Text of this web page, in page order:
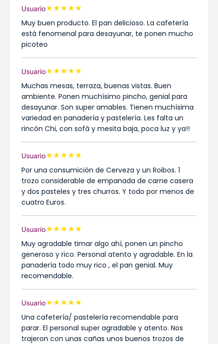
Usuario★★★★★
Muy buen producto. El pan delicioso. La cafetería
está fenomenal para desayunar, te ponen mucho
picoteo
Usuario★★★★★
Muchas mesas, terraza, buenas vistas. Buen
ambiente. Ponen muchísimo pincho, genial para
desayunar. Son super amables. Tienen muchísima
variedad en panadería y pastelería. Les falta un
rincón Chi, con sofá y mesita baja, poca luz y ya!!
Usuario★★★★★
Por una consumición de Cerveza y un Roibos. 1
trozo considerable de empanada de carne casera
y dos pasteles y tres churros. Y todo por menos de
cuatro Euros.
Usuario★★★★★
Muy agradable timar algo ahí, ponen un pincho
generoso y rico. Personal atento y agradable. En la
panadería todo muy rico , el pan genial. Muy
recomendable.
Usuario★★★★★
Una cafetería/ pastelería recomendable para
parar. El personal super agradable y atento. Nos
trajeron con unas cañas unos buenos trozos de